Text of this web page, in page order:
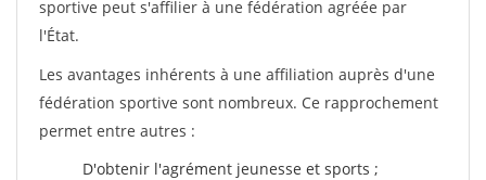
sportive peut s'affilier à une fédération agréée par
l'État.
Les avantages inhérents à une affiliation auprès d'une
fédération sportive sont nombreux. Ce rapprochement
permet entre autres :
D'obtenir l'agrément jeunesse et sports ;